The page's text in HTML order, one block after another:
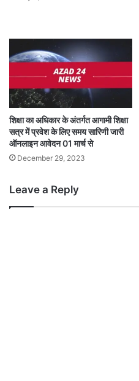
शिक्षा का अधिकार के अंतर्गत आगामी शिक्षा
सत्र में प्रवेश के लिए समय सारिणी जारी
ऑनलाइन आवेदन 01 मार्च से
December 29, 2023
Leave a Reply